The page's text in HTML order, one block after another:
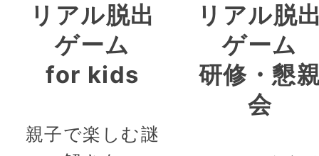
リアル脱出
ゲーム
for kids
親子で楽しむ謎
リアル脱
ゲーム
研修・懇
会